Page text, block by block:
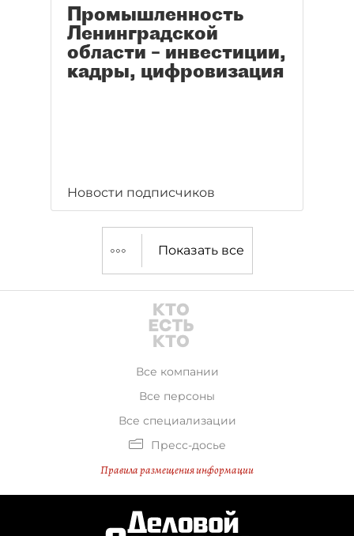
Промышленность
Ленинградской
области – инвестиции,
кадры, цифровизация
Новости подписчиков
Показать все
Все компании
Все персоны
Все специализации
Пресс-досье
Правила размещения информации